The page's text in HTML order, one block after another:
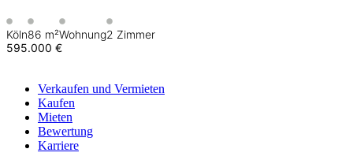
Köln86 m²Wohnung2 Zimmer
595.000 €
Verkaufen und Vermieten
Kaufen
Mieten
Bewertung
Karriere